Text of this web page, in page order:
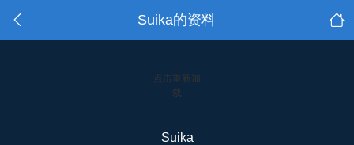
Suika的资料
点击重新加
载
Suika